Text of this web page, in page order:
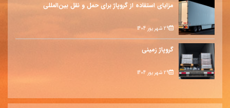
مزایای استفاده از گروپاژ برای حمل و نقل بین‌المللی
29 شهریور 1404
گروپاژ زمینی
29 شهریور 1404